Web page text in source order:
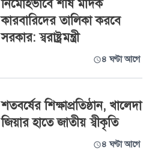
নির্মোহভাবে শীর্ষ মাদক
কারবারিদের তালিকা করবে
সরকার: স্বরাষ্ট্রমন্ত্রী
৪ ঘণ্টা আগে
শতবর্ষের শিক্ষাপ্রতিষ্ঠান, খালেদা
জিয়ার হাতে জাতীয় স্বীকৃতি
৪ ঘণ্টা আগে